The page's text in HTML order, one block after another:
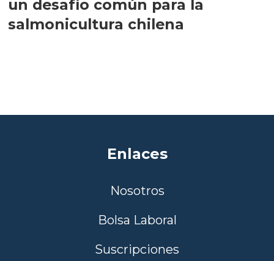
un desafío común para la
salmonicultura chilena
Enlaces
Nosotros
Bolsa Laboral
Suscripciones